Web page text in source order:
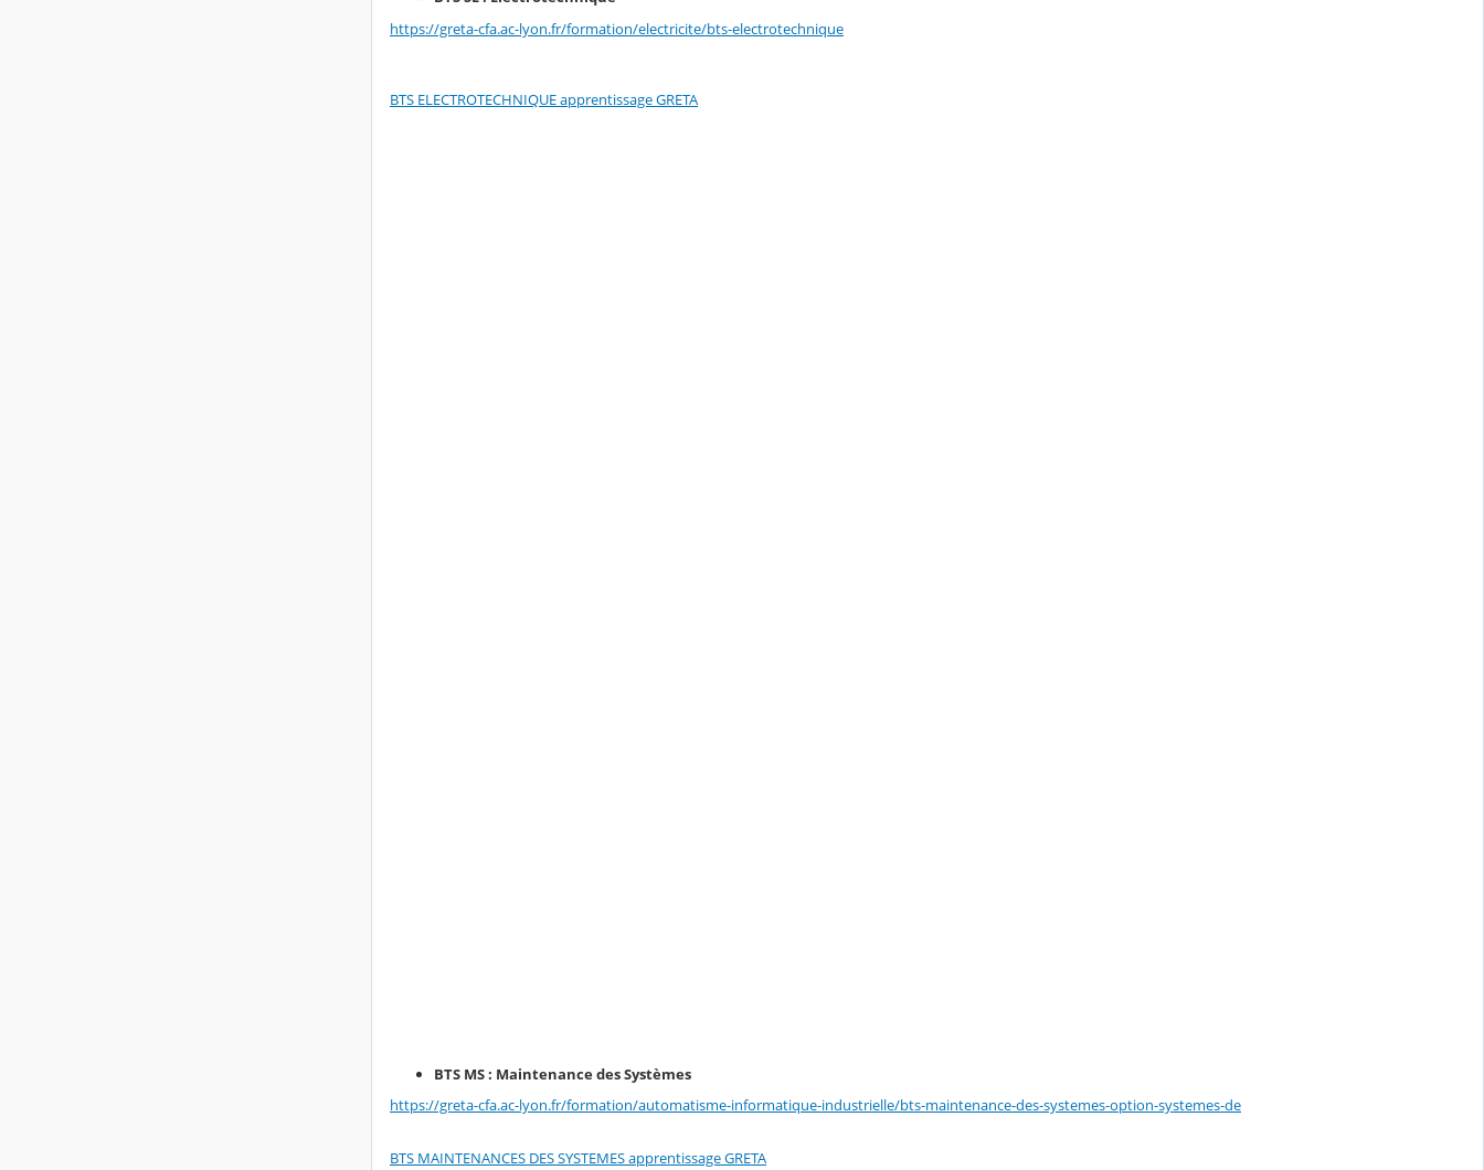
https://greta-cfa.ac-lyon.fr/formation/electricite/bts-electrotechnique
BTS ELECTROTECHNIQUE apprentissage GRETA
BTS MS : Maintenance des Systèmes
https://greta-cfa.ac-lyon.fr/formation/automatisme-informatique-industrielle/bts-maintenance-des-systemes-option-systemes-de
BTS MAINTENANCES DES SYSTEMES apprentissage GRETA